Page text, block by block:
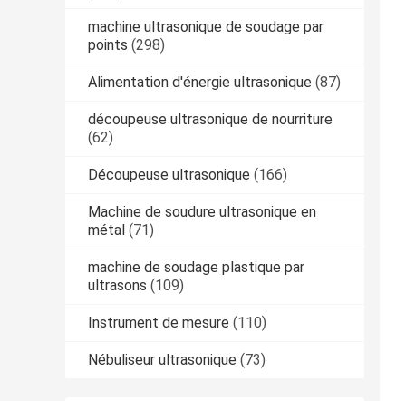
machine ultrasonique de soudage par
points (298)
Alimentation d'énergie ultrasonique (87)
découpeuse ultrasonique de nourriture
(62)
Découpeuse ultrasonique (166)
Machine de soudure ultrasonique en
métal (71)
machine de soudage plastique par
ultrasons (109)
Instrument de mesure (110)
Nébuliseur ultrasonique (73)